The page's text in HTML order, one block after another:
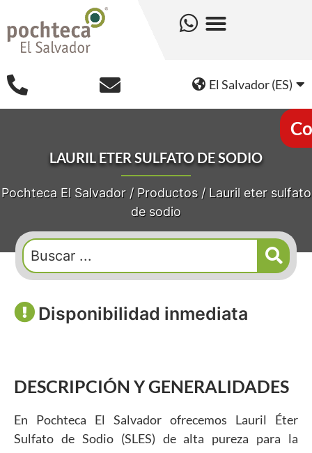
El Salvador (ES)
LAURIL ETER SULFATO DE SODIO
Pochteca El Salvador/ Productos/ Lauril eter sulfato
de sodio
Disponibilidad inmediata
DESCRIPCIÓN Y GENERALIDADES
En Pochteca El Salvador ofrecemos Lauril Éter
Sulfato de Sodio (SLES) de alta pureza para la